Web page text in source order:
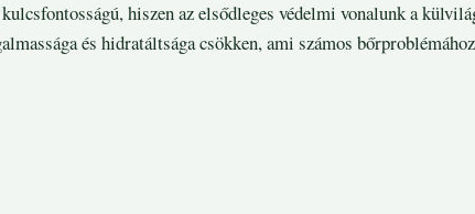
hiszen az elsődleges védelmi vonalunk a
és hidratáltsága csökken, ami számos